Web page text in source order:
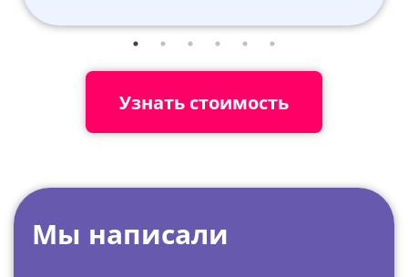
Узнать стоимость
Мы написали